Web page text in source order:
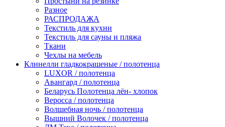
Разное
РАСПРОДАЖА
Текстиль для кухни
Текстиль для сауны и пляжа
Ткани
Чехлы на мебель
Клинелли гладкокрашеные / полотенца
LUXOR / полотенца
Авангард / полотенца
Беларусь Полотенца лён- хлопок
Веросса / полотенца
Волшебная ночь / полотенца
Вышний Волочек / полотенца